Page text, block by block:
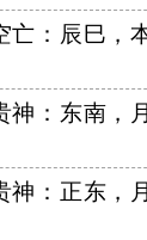
亡：辰巳，
神：东南，
神：正东，